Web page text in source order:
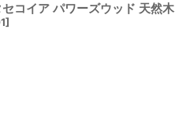
コイア パワーズウッド 天然木
]